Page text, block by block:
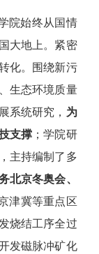
院始终从国情
大地上。紧密
化。围绕新污
生态环境质量
系统研究， 为
支撑 ；学院研
主持编制了多
北京冬奥会、
津冀等重点区
烧结工序全过
开发磁脉冲矿化